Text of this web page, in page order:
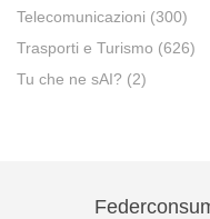
Telecomunicazioni (300)
Trasporti e Turismo (626)
Tu che ne sAI? (2)